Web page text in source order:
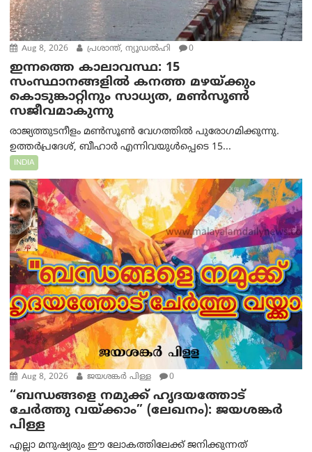
Aug 8, 2026 പ്രശാന്ത്, ന്യൂഡല്‍ഹി 0
ഇന്നത്തെ കാലാവസ്ഥ: 15
സംസ്ഥാനങ്ങളിൽ കനത്ത മഴയ്ക്കും
കൊടുങ്കാറ്റിനും സാധ്യത, മൺസൂൺ
സജീവമാകുന്നു
രാജ്യത്തുടനീളം മൺസൂൺ വേഗത്തിൽ പുരോഗമിക്കുന്നു.
ഉത്തർപ്രദേശ്, ബീഹാർ എന്നിവയുൾപ്പെടെ 15...
INDIA
Aug 8, 2026 ജയശങ്കര്‍ പിള്ള 0
“ബന്ധങ്ങളെ നമുക്ക് ഹൃദയത്തോട്
ചേർത്തു വയ്ക്കാം” (ലേഖനം): ജയശങ്കര്‍
പിള്ള
എല്ലാ മനുഷ്യരും ഈ ലോകത്തിലേക്ക് ജനിക്കുന്നത്